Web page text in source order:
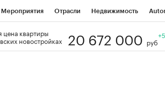
Мероприятия Отрасли Недвижимость
цена квартиры
новостройках
20 672 000 руб